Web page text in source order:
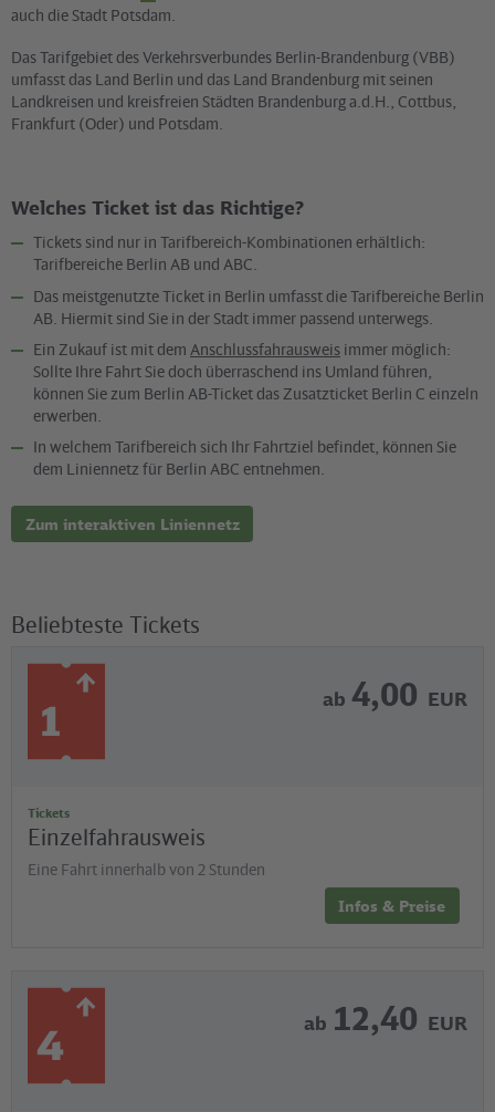
auch die Stadt Potsdam.
Das Tarifgebiet des Verkehrsverbundes Berlin-Brandenburg (VBB)
umfasst das Land Berlin und das Land Brandenburg mit seinen
Landkreisen und kreisfreien Städten Brandenburg a.d.H., Cottbus,
Frankfurt (Oder) und Potsdam.
Welches Ticket ist das Richtige?
Tickets sind nur in Tarifbereich-Kombinationen erhältlich:
Tarifbereiche Berlin AB und ABC.
Das meistgenutzte Ticket in Berlin umfasst die Tarifbereiche Berlin
AB. Hiermit sind Sie in der Stadt immer passend unterwegs.
Ein Zukauf ist mit dem Anschlussfahrausweis immer möglich:
Sollte Ihre Fahrt Sie doch überraschend ins Umland führen,
können Sie zum Berlin AB-Ticket das Zusatzticket Berlin C einzeln
erwerben.
In welchem Tarifbereich sich Ihr Fahrtziel befindet, können Sie
dem Liniennetz für Berlin ABC entnehmen.
Zum interaktiven Liniennetz
Beliebteste Tickets
ab 4,00 EUR
Tickets
Einzelfahrausweis
Eine Fahrt innerhalb von 2 Stunden
Infos & Preise
ab 12,40 EUR